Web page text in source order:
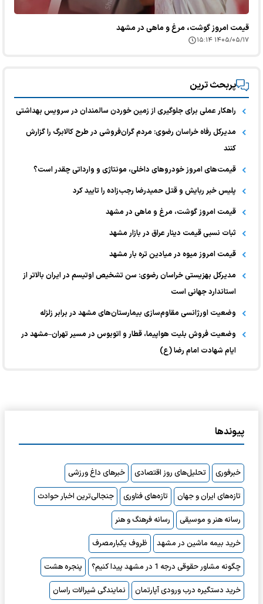
قیمت امروز گوشت، مرغ و ماهی در مشهد
۱۴۰۵/۰۵/۱۷ ۱۵:۱۴
پربحث ترین
راهکار عملی برای جلوگیری از زمین خوردن سالمندان در سرویس بهداشتی
مدیرکل رفاه خراسان رضوی: مردم گران‌فروشی در طرح کالابرگ را گزارش
کنند
قیمت‌های امروز خودرو‌های داخلی، مونتاژی و وارداتی چقدر است؟
پلیس خبر ربایش و قتل حمیدرضا رجب‌زاده را تایید کرد
قیمت امروز گوشت، مرغ و ماهی در مشهد
ثبات نسبی قیمت دینار عراق در بازار مشهد
قیمت امروز میوه در میادین تره بار مشهد
مدیرکل بهزیستی خراسان رضوی: سن تشخیص اوتیسم در ایران بالاتر از
استاندارد جهانی است
وضعیت اورژانسی مقاوم‌سازی بیمارستان‌های مشهد در برابر زلزله
وضعیت فروش بلیت هواپیما، قطار و اتوبوس در مسیر تهران–مشهد در
ایام شهادت امام رضا (ع)
پیوندها
خبرفوری تحلیل‌های روز اقتصادی
خبرهای داغ ورزشی
تازه‌های ایران و جهان
تازه‌های فناوری
جنجالی‌ترین اخبار حوادث
رسانه هنر و موسیقی
رسانه فرهنگ و هنر
خرید بیمه ماشین در مشهد
ظروف یکبارمصرف
چگونه مشاور حقوقی درجه 1 در مشهد پیدا کنیم؟
پنجره هشت
خرید دستگیره درب ورودی آپارتمان
نمایندگی شیرالات راسان